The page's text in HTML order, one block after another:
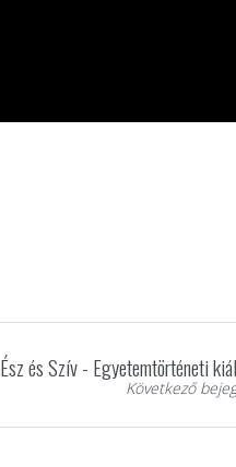
Ész és Szív - Egyetemtörténeti
Következő